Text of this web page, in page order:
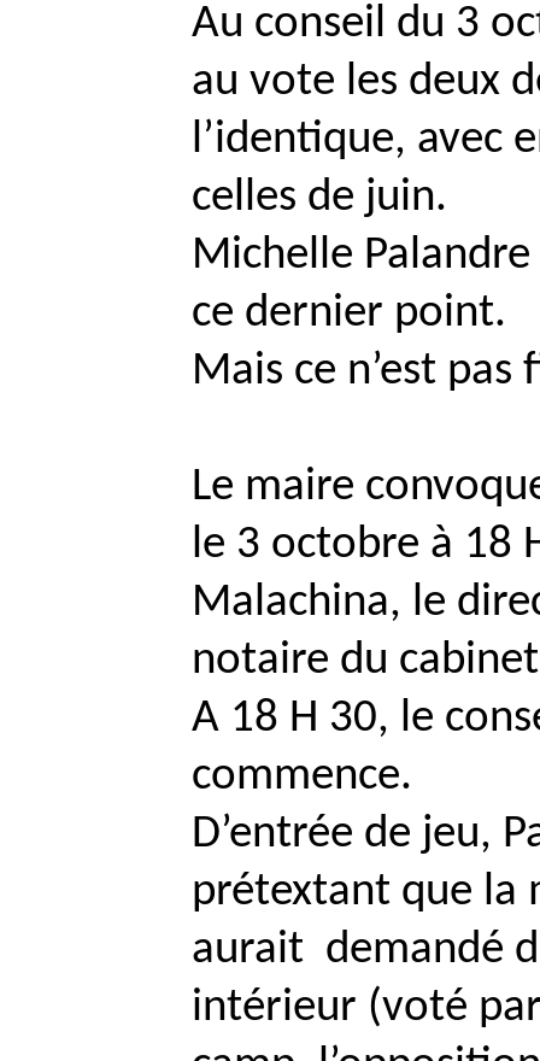
Au conseil du 3
au vote les deux
l’identique, avec
celles de juin.
Michelle Palandre
ce dernier point.
Mais ce n’est pas
Le maire
le 3 octobre à 18
Malachina, le
notaire du
A 18 H 30, le
commence.
D’entrée de jeu,
prétextant que la
aurait demandé
intérieur (voté